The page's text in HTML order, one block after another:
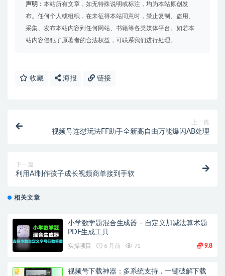
声明： 本站所有文章，如无特殊说明或标注，均为本站原创发
布。任何个人或组织，在未征得本站同意时，禁止复制、盗用、
采集、发布本站内容到任何网站、书籍等各类媒体平台。如若本
站内容侵犯了原著者的合法权益，可联系我们进行处理。
收藏 海报 链接
上一篇
视频号连怼玩法FF助手全新高自由万能爆闪AB处理
下一篇
利用AI制作孩子成长视频商单接到手软
相关文章
小学数学题混合生成器 – 自定义加减法算术题
PDF生成工具
实操项目 6 月前 71 9.8
视频号下载神器：多系统支持，一键破解下载